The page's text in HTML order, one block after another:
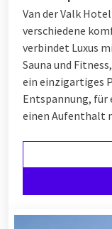
Van der Valk
verschiedene
verbindet Luxus
Sauna und
ein einzigartiges
Entspannung, für
einen Aufenthalt